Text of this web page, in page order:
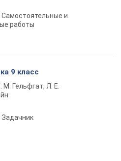
Самостоятельные и
работы
9 класс
М. Гельфгат, Л. Е.
Задачник